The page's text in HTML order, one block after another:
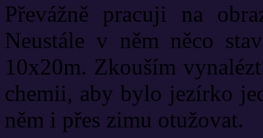
Převážně pracuji na
Neustále v něm něco
10x20m. Zkouším
chemii, aby bylo jezírko
něm i přes zimu otužovat.